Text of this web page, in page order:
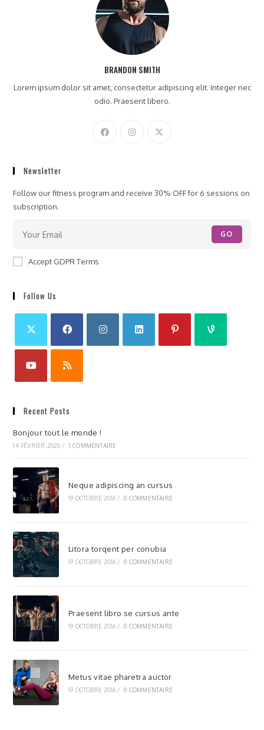
BRANDON SMITH
Lorem ipsum dolor sit amet, consectetur adipiscing elit. Integer nec
odio. Praesent libero.
Newsletter
Follow our fitness program and receive 30% OFF for 6 sessions on
subscription.
GO
Accept GDPR Terms
Follow Us
Recent Posts
Bonjour tout le monde !
14 FÉVRIER 2020 / 1 COMMENTAIRE
Neque adipiscing an cursus
19 OCTOBRE 2016 / 0 COMMENTAIRE
Litora torqent per conubia
19 OCTOBRE 2016 / 0 COMMENTAIRE
Praesent libro se cursus ante
19 OCTOBRE 2016 / 0 COMMENTAIRE
Metus vitae pharetra auctor
19 OCTOBRE 2016 / 0 COMMENTAIRE